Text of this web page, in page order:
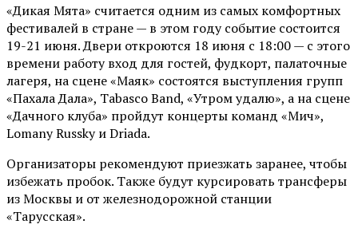
«Дикая Мята» считается одним из самых комфортных
фестивалей в стране — в этом году событие состоится
19-21 июня. Двери откроются 18 июня с 18:00 — с этого
времени работу вход для гостей, фудкорт, палаточные
лагеря, на сцене «Маяк» состоятся выступления групп
«Пахала Дала», Tabasco Band, «Утром удалю», а на сцене
«Дачного клуба» пройдут концерты команд «Мич»,
Lomany Russky и Driada.
Организаторы рекомендуют приезжать заранее, чтобы
избежать пробок. Также будут курсировать трансферы
из Москвы и от железнодорожной станции
«Тарусская».